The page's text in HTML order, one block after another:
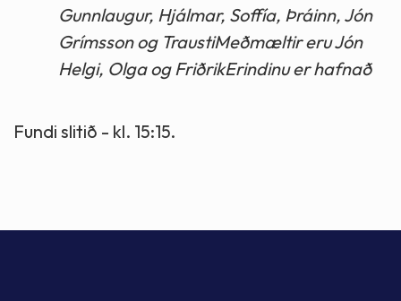
Gunnlaugur, Hjálmar, Soffía, Þráinn, Jón
Grímsson og TraustiMeðmæltir eru Jón
Helgi, Olga og FriðrikErindinu er hafnað
Fundi slitið - kl. 15:15.